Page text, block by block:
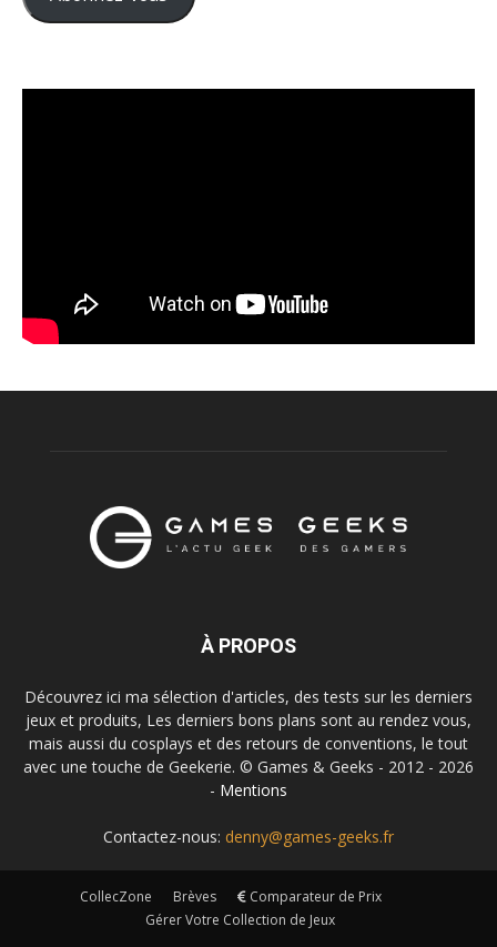
À PROPOS
Découvrez ici ma sélection d'articles, des tests sur les derniers
jeux et produits, Les derniers bons plans sont au rendez vous,
mais aussi du cosplays et des retours de conventions, le tout
avec une touche de Geekerie. © Games & Geeks - 2012 - 2026
- Mentions
Contactez-nous: denny@games-geeks.fr
CollecZone Brèves
Comparateur de Prix
Gérer Votre Collection de Jeux